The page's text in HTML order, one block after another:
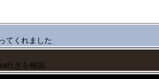
てくれました
行きを確認